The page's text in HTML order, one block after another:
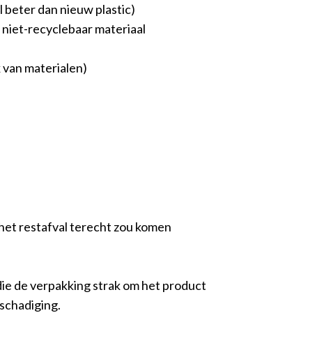
beter dan nieuw plastic)
niet-recyclebaar materiaal
materialen)
restafval terecht zou komen
de verpakking strak om het product